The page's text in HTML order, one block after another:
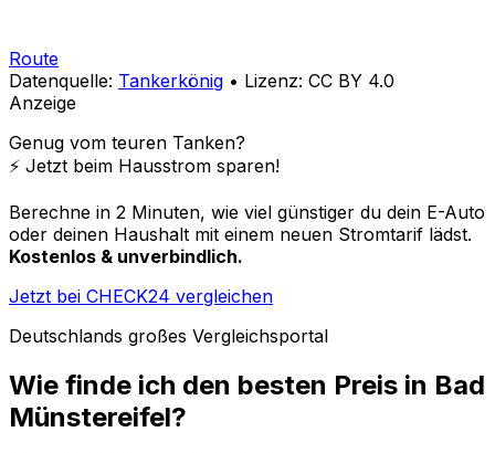
Route
Datenquelle: Tankerkönig • Lizenz: CC BY 4.0
Anzeige
Genug vom teuren Tanken?
⚡️ Jetzt beim Hausstrom sparen!
Berechne in 2 Minuten, wie viel günstiger du dein E-Auto
oder deinen Haushalt mit einem neuen Stromtarif lädst.
Kostenlos & unverbindlich.
Jetzt bei CHECK24 vergleichen
Deutschlands großes Vergleichsportal
Wie finde ich den besten Preis in Bad
Münstereifel?